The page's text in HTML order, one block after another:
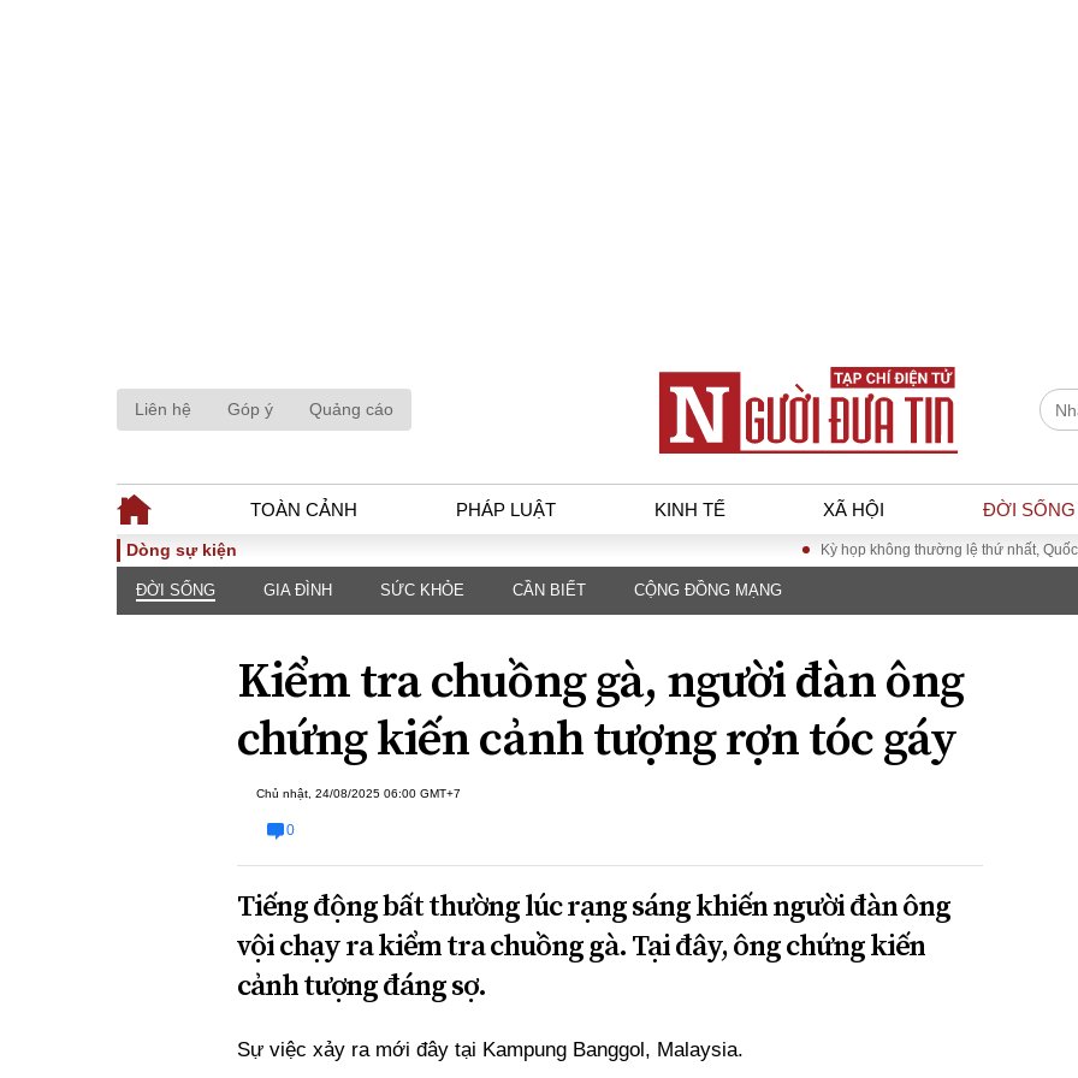
Liên hệ Góp ý Quảng cáo
TOÀN CẢNH PHÁP LUẬT KINH TẾ XÃ HỘI ĐỜI SỐNG
TOÀN CẢNH
Chính sách
Đối thoại
PHÁP LUẬT
Góc nhìn luật gia
Hồ sơ điều tra
KINH TẾ
Tài chính - Ngân
hàng
Kinh tế vĩ mô
Hồ sơ doanh
luận
Công nghệ
Quan điểm
Dòng sự kiện Kỳ họp không thường lệ thứ nhất, Quốc hội khóa
ĐỜI SỐNG GIA ĐÌNH SỨC KHỎE CẦN BIẾT CỘNG ĐỒNG MẠNG
Kiểm tra chuồng gà, người đàn ông
chứng kiến cảnh tượng rợn tóc gáy
Chủ nhật, 24/08/2025 06:00 GMT+7
0
Tiếng động bất thường lúc rạng sáng khiến người đàn ông
vội chạy ra kiểm tra chuồng gà. Tại đây, ông chứng kiến
cảnh tượng đáng sợ.
Sự việc xảy ra mới đây tại Kampung Banggol, Malaysia.